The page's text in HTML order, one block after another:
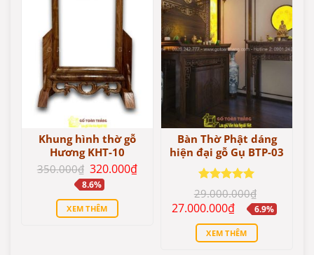
Khung hình thờ gỗ
Hương KHT-10
350.000₫ Giá
gốc
là:
350.000₫.
320.000₫Giá
320.000₫.
8.6%
XEM THÊM
Bàn Thờ Phật dáng
hiện đại gỗ Gụ BTP-03
Được xếp
hạng55
sao
29.000.000₫
Giá
gốc
29.000.000₫.
27.000.000₫Giá
hiện
tại
là:
27.000.000₫.
6.9%
XEM THÊM